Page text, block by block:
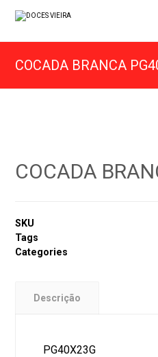
COCADA BRANCA
COCADA
SKU
Tags
Categories
Descrição
PG40X23G